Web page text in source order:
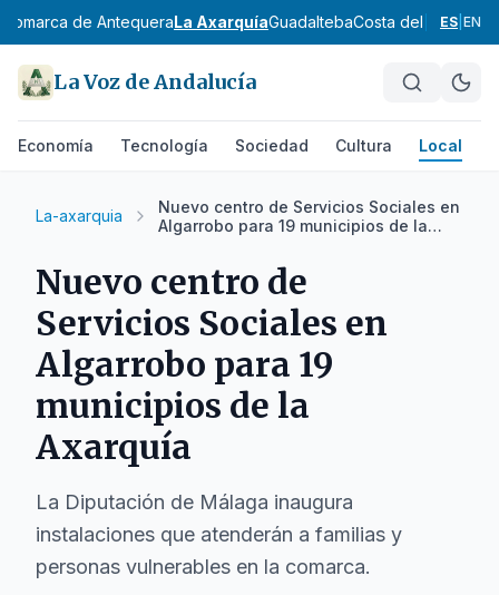
Comarca de AntequeraLa AxarquíaGuadaltebaCosta del Sol
ES EN
La Voz de Andalucía
Economía Tecnología Sociedad Cultura Local
La-axarquia
Nuevo centro de Servicios Sociales en
Algarrobo para 19 municipios de la
Nuevo centro de
Servicios Sociales en
Algarrobo para 19
municipios de la
Axarquía
La Diputación de Málaga inaugura
instalaciones que atenderán a familias y
personas vulnerables en la comarca.